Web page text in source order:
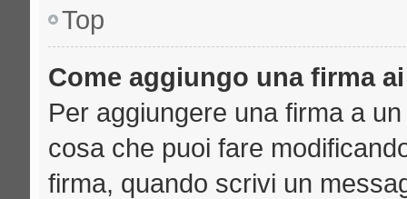
Top
Come aggiungo una firma
Per aggiungere una firma a
cosa che puoi fare
firma, quando scrivi un